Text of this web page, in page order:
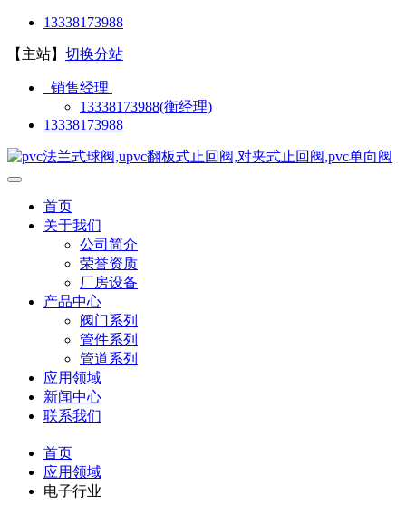
13338173988
【主站】 切换分站
销售经理
13338173988(衡经理)
13338173988
首页
关于我们
公司简介
荣誉资质
厂房设备
产品中心
阀门系列
管件系列
管道系列
应用领域
新闻中心
联系我们
首页
应用领域
电子行业